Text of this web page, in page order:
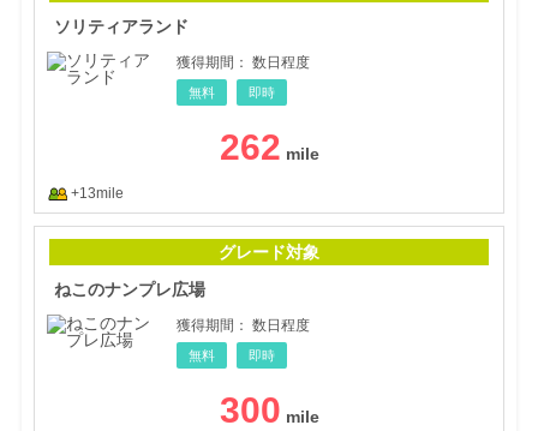
ソリティアランド
獲得期間： 数日程度
無料 即時
262
+13mile
グレード対象
ねこのナンプレ広場
獲得期間： 数日程度
無料 即時
300